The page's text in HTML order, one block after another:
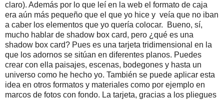
claro). Además por lo que leí en la web el formato de caja
era aún más pequeño que el que yo hice y veía que no iban
a caber los elementos que yo quería colocar. Bueno, sí,
mucho hablar de shadow box card, pero ¿qué es una
shadow box card? Pues es una tarjeta tridimensional en la
que los adornos se sitúan en diferentes planos. Puedes
crear con ella paisajes, escenas, bodegones y hasta un
universo como he hecho yo. También se puede aplicar esta
idea en otros formatos y materiales como por ejemplo en
marcos de fotos con fondo. La tarjeta, gracias a los pliegues